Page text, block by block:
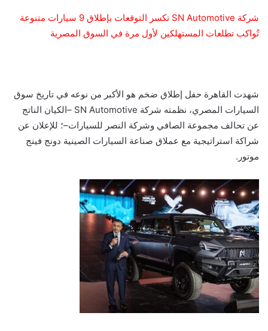
شركة SN Automotive تكسر التوقعات بإطلاق 9 سيارات متنوعة
تُواكب تطلعات المستهلكين لأول مرة في السوق المصرية
شهدت القاهرة حفل إطلاق ضخم هو الأكبر من نوعه في تاريخ سوق
السيارات المصري، نظمته شركة SN Automotive –الكيان الناتج
عن تحالف مجموعة الصافي وشركة النصر للسيارات–؛ للإعلان عن
شراكة استراتيجية مع عملاق صناعة السيارات الصينية دونج فينج
موتور.